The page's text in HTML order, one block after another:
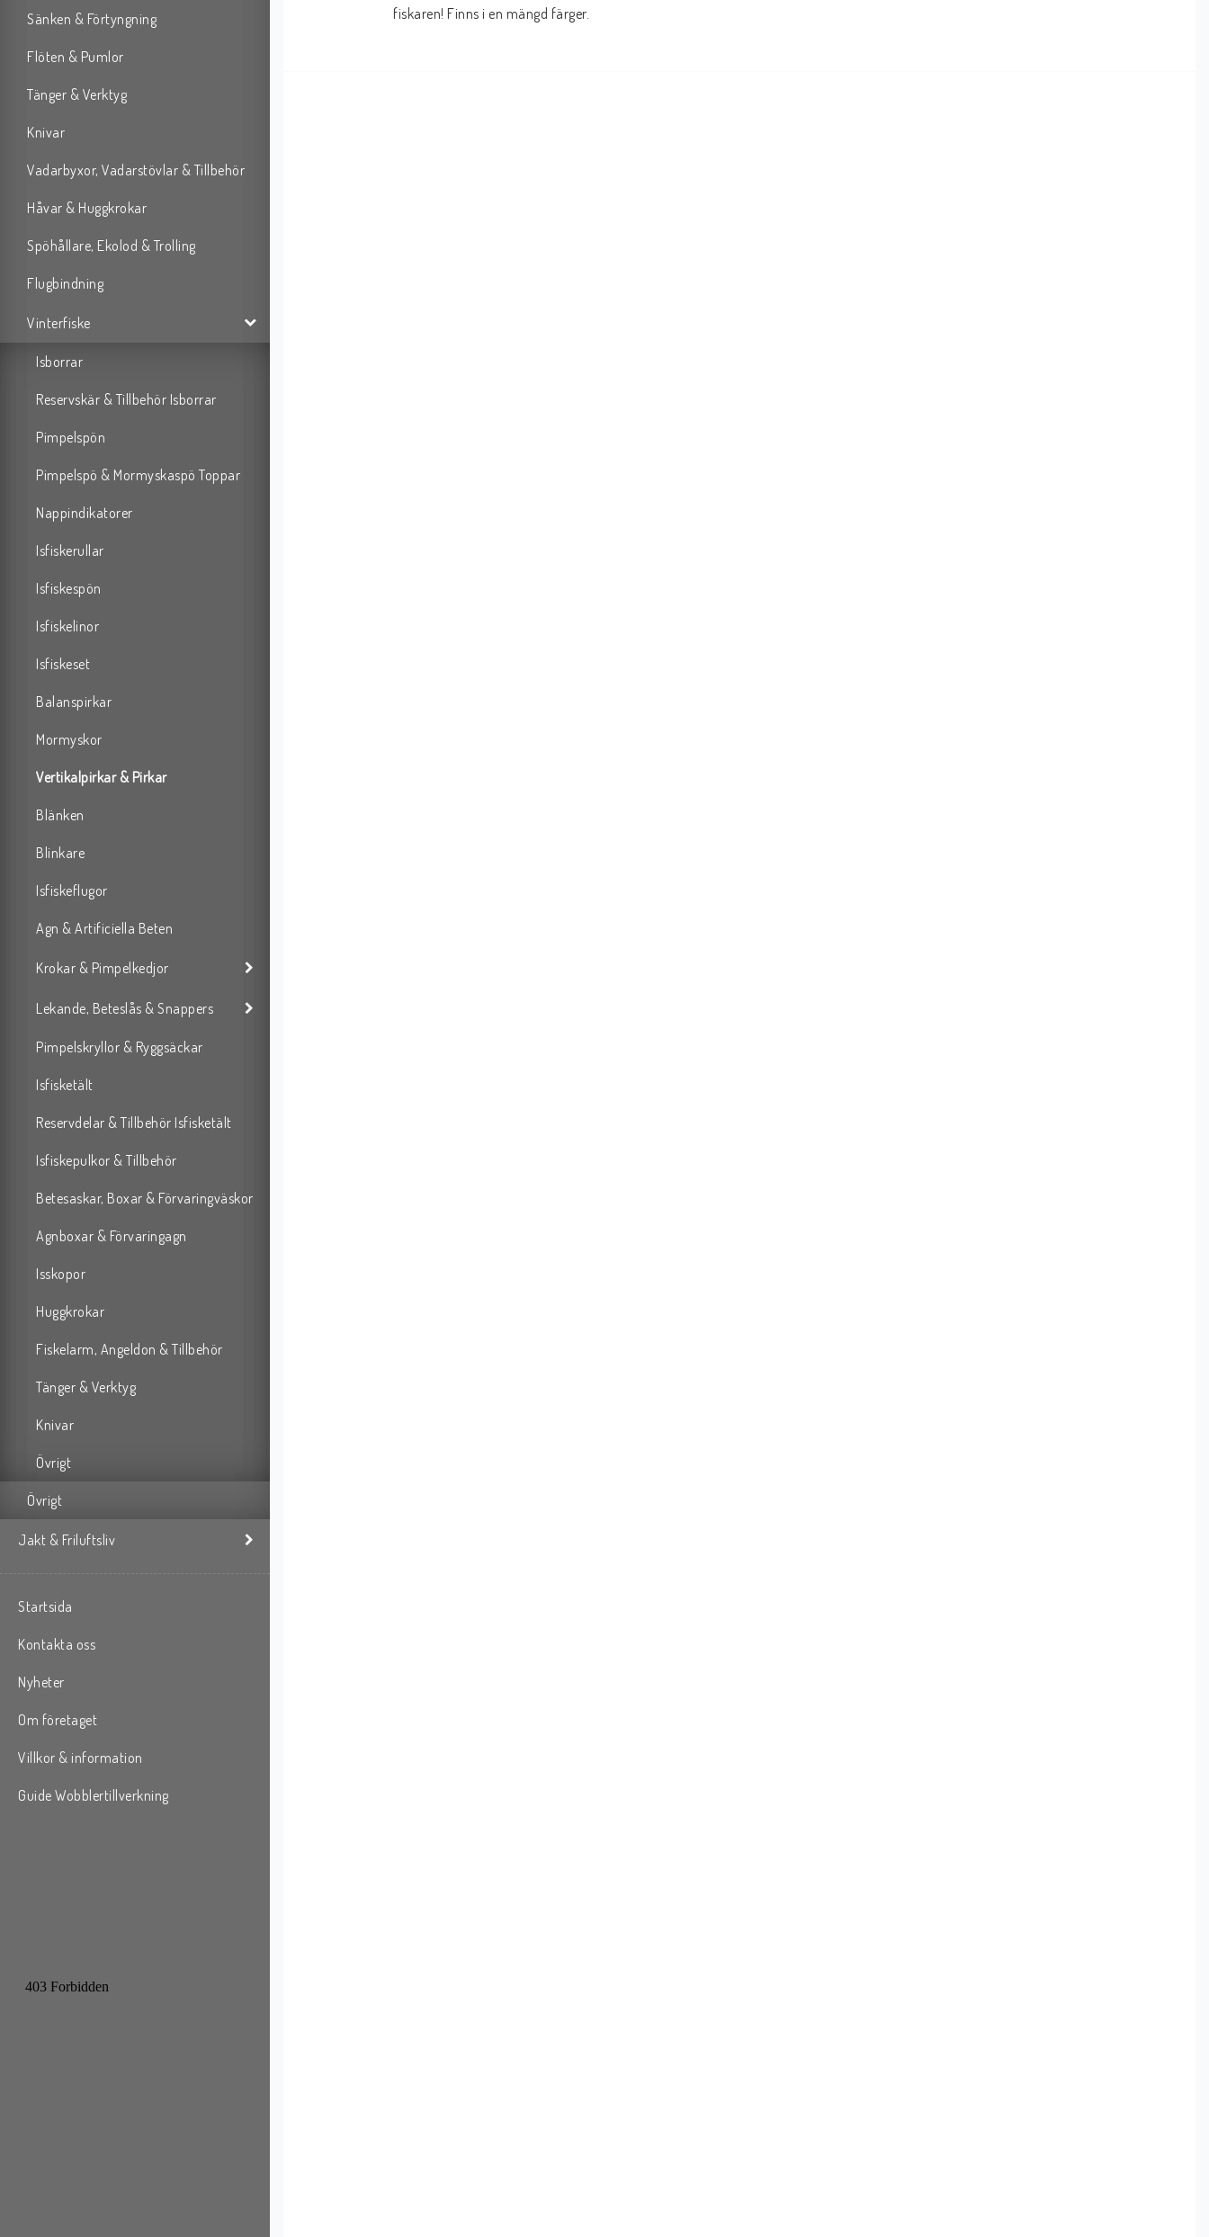
Sänken & Förtyngning
Flöten & Pumlor
Tänger & Verktyg
Knivar
Vadarbyxor, Vadarstövlar & Tillbehör
Håvar & Huggkrokar
Spöhållare, Ekolod & Trolling
Flugbindning
Vinterfiske
Isborrar
Reservskär & Tillbehör Isborrar
Pimpelspön
Pimpelspö & Mormyskaspö Toppar
Nappindikatorer
Isfiskerullar
Isfiskespön
Isfiskelinor
Isfiskeset
Balanspirkar
Mormyskor
Vertikalpirkar & Pirkar
Blänken
Blinkare
Isfiskeflugor
Agn & Artificiella Beten
Krokar & Pimpelkedjor
Lekande, Beteslås & Snappers
Pimpelskryllor & Ryggsäckar
Isfisketält
Reservdelar & Tillbehör Isfisketält
Isfiskepulkor & Tillbehör
Betesaskar, Boxar & Förvaringväskor
Agnboxar & Förvaringagn
Isskopor
Huggkrokar
Fiskelarm, Angeldon & Tillbehör
Tänger & Verktyg
Knivar
Övrigt
Övrigt
Jakt & Friluftsliv
Startsida
Kontakta oss
Nyheter
Om företaget
Villkor & information
Guide Wobblertillverkning
fiskaren! Finns i en mängd färger.